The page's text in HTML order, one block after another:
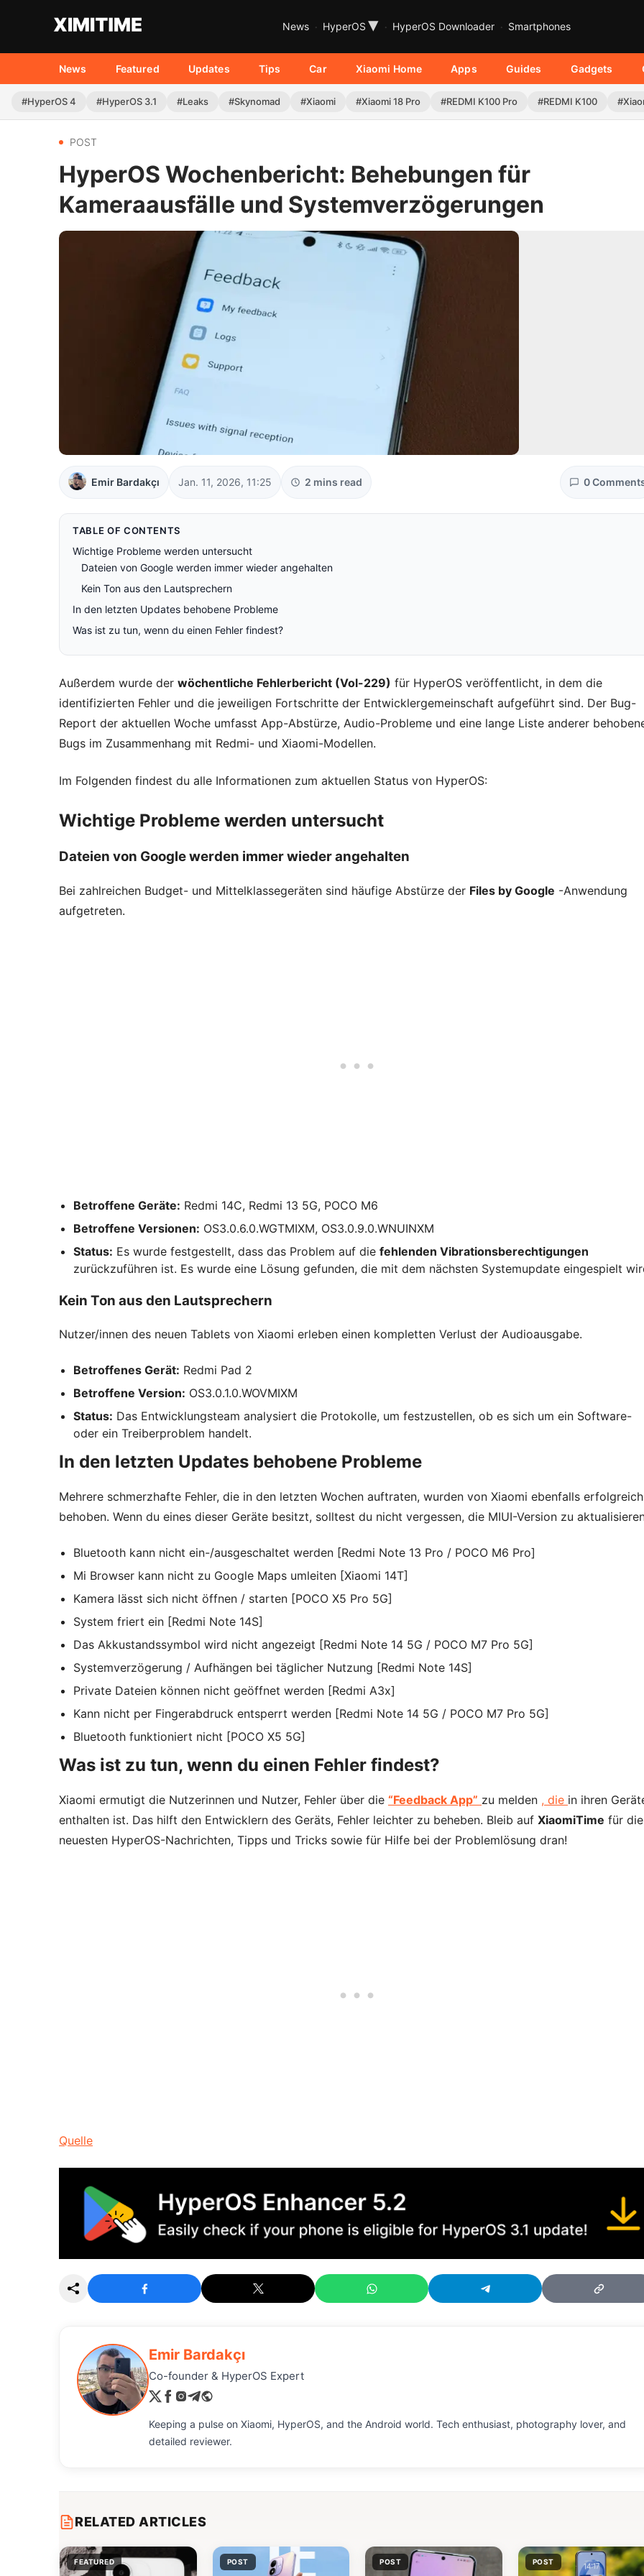
News HyperOS ▾ HyperOS Downloader Smartphones
News Featured Updates Tips Car Xiaomi Home Apps Guides Gadgets
#HyperOS 4 #HyperOS 3.1 #Leaks #Skynomad #Xiaomi #Xiaomi 18 Pro #REDMI K100 Pro #REDMI K100
POST
HyperOS Wochenbericht: Behebungen für
Kameraausfälle und Systemverzögerungen
Emir Bardakçı Jan. 11, 2026, 11:25 2 mins read 0
TABLE OF CONTENTS
Wichtige Probleme werden untersucht
Dateien von Google werden immer wieder angehalten
Kein Ton aus den Lautsprechern
In den letzten Updates behobene Probleme
Was ist zu tun, wenn du einen Fehler findest?
Außerdem wurde der wöchentliche Fehlerbericht (Vol-229) für HyperOS veröffentlicht, in dem die
identifizierten Fehler und die jeweiligen Fortschritte der Entwicklergemeinschaft aufgeführt sind. Der Bug-
Report der aktuellen Woche umfasst App-Abstürze, Audio-Probleme und eine lange Liste anderer
Bugs im Zusammenhang mit Redmi- und Xiaomi-Modellen.
Im Folgenden findest du alle Informationen zum aktuellen Status von HyperOS:
Wichtige Probleme werden untersucht
Dateien von Google werden immer wieder angehalten
Bei zahlreichen Budget- und Mittelklassegeräten sind häufige Abstürze der Files by Google -Anwendung
aufgetreten.
Betroffene Geräte: Redmi 14C, Redmi 13 5G, POCO M6
Betroffene Versionen: OS3.0.6.0.WGTMIXM, OS3.0.9.0.WNUINXM
Status: Es wurde festgestellt, dass das Problem auf die fehlenden Vibrationsberechtigungen
zurückzuführen ist. Es wurde eine Lösung gefunden, die mit dem nächsten Systemupdate eingespielt
Kein Ton aus den Lautsprechern
Nutzer/innen des neuen Tablets von Xiaomi erleben einen kompletten Verlust der Audioausgabe.
Betroffenes Gerät: Redmi Pad 2
Betroffene Version: OS3.0.1.0.WOVMIXM
Status: Das Entwicklungsteam analysiert die Protokolle, um festzustellen, ob es sich um ein Software-
oder ein Treiberproblem handelt.
In den letzten Updates behobene Probleme
Mehrere schmerzhafte Fehler, die in den letzten Wochen auftraten, wurden von Xiaomi ebenfalls erfolgreich
behoben. Wenn du eines dieser Geräte besitzt, solltest du nicht vergessen, die MIUI-Version zu
Bluetooth kann nicht ein-/ausgeschaltet werden [Redmi Note 13 Pro / POCO M6 Pro]
Mi Browser kann nicht zu Google Maps umleiten [Xiaomi 14T]
Kamera lässt sich nicht öffnen / starten [POCO X5 Pro 5G]
System friert ein [Redmi Note 14S]
Das Akkustandssymbol wird nicht angezeigt [Redmi Note 14 5G / POCO M7 Pro 5G]
Systemverzögerung / Aufhängen bei täglicher Nutzung [Redmi Note 14S]
Private Dateien können nicht geöffnet werden [Redmi A3x]
Kann nicht per Fingerabdruck entsperrt werden [Redmi Note 14 5G / POCO M7 Pro 5G]
Bluetooth funktioniert nicht [POCO X5 5G]
Was ist zu tun, wenn du einen Fehler findest?
Xiaomi ermutigt die Nutzerinnen und Nutzer, Fehler über die “Feedback App” zu melden , die in ihren
enthalten ist. Das hilft den Entwicklern des Geräts, Fehler leichter zu beheben. Bleib auf XiaomiTime für die
neuesten HyperOS-Nachrichten, Tipps und Tricks sowie für Hilfe bei der Problemlösung dran!
Quelle
Emir Bardakçı
Co-founder & HyperOS Expert
Keeping a pulse on Xiaomi, HyperOS, and the Android world. Tech enthusiast, photography lover, and
detailed reviewer.
RELATED ARTICLES
FEATURED POST POST POST